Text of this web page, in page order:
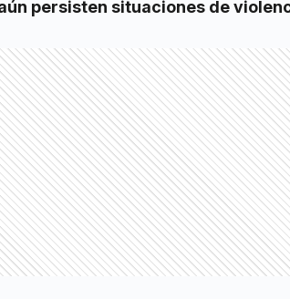
persisten situaciones de